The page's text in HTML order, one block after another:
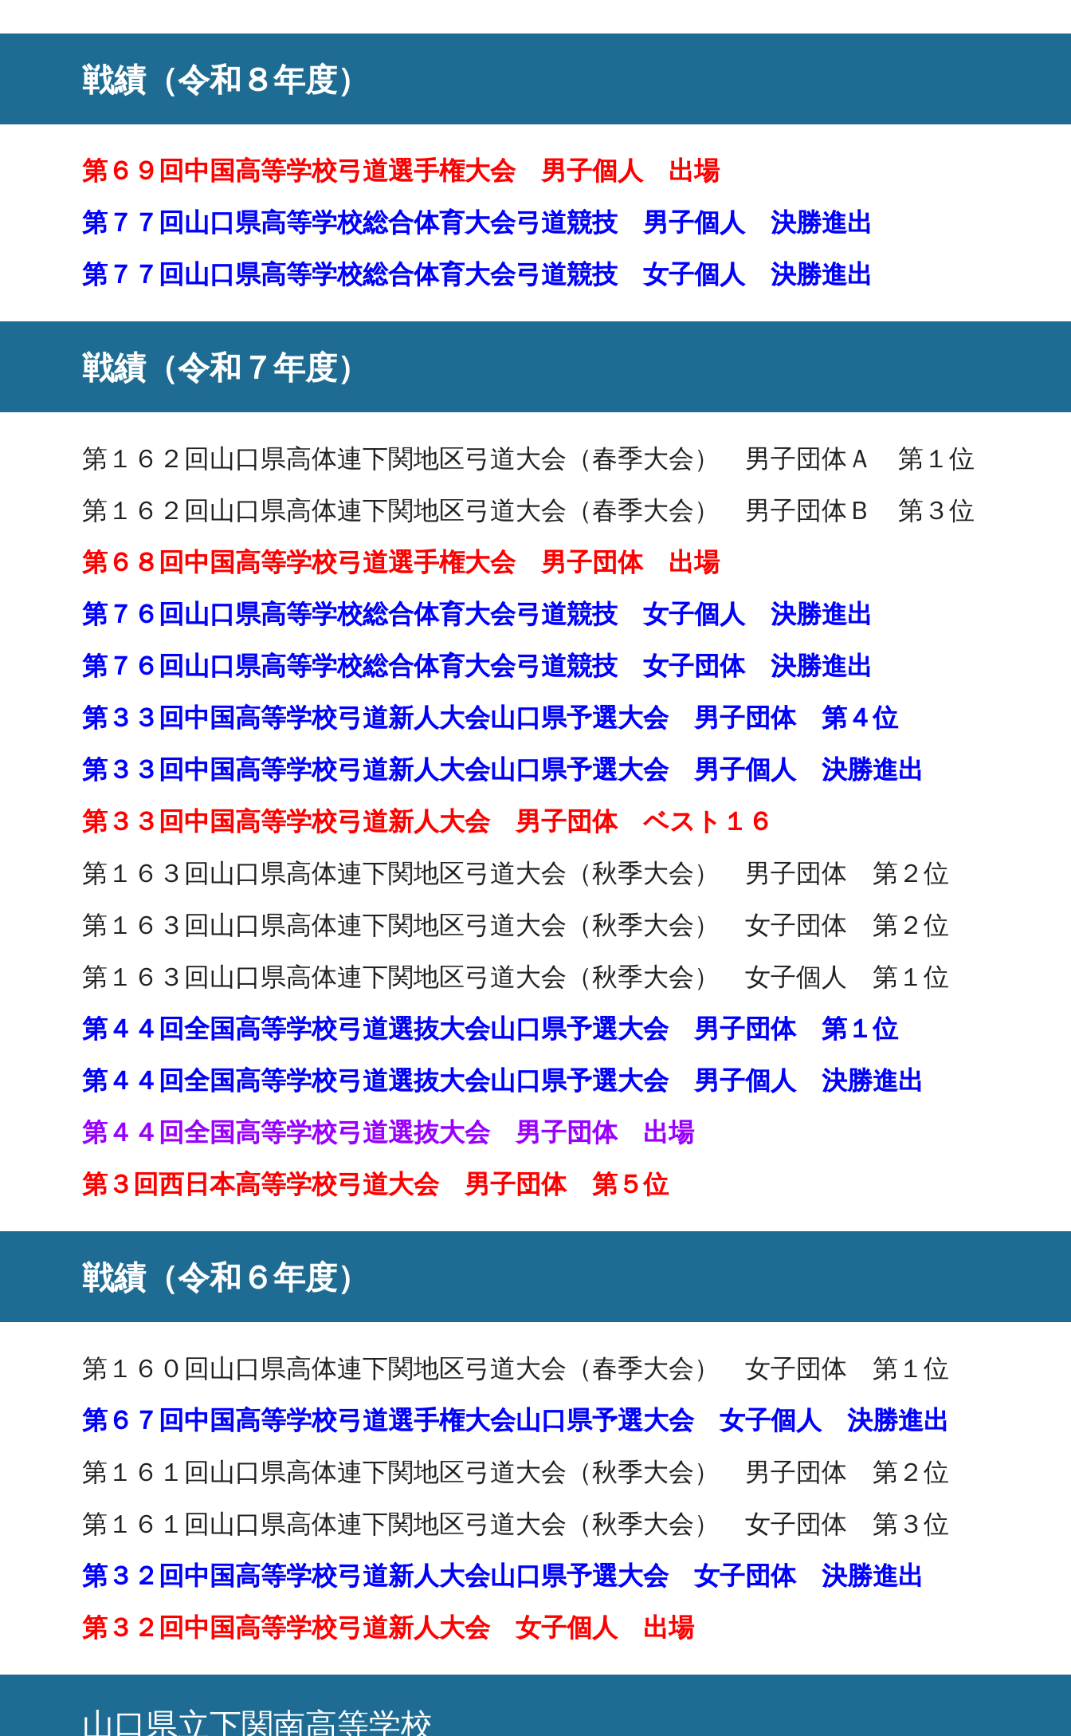
戦績（令和８年度）
第６９回中国高等学校弓道選手権大会 男子個人 出場
第７７回山口県高等学校総合体育大会弓道競技 男子個人 決勝進出
第７７回山口県高等学校総合体育大会弓道競技 女子個人 決勝進出
戦績（令和７年度）
第１６２回山口県高体連下関地区弓道大会（春季大会） 男子団体Ａ 第１位
第１６２回山口県高体連下関地区弓道大会（春季大会） 男子団体Ｂ 第３位
第６８回中国高等学校弓道選手権大会 男子団体 出場
第７６回山口県高等学校総合体育大会弓道競技 女子個人 決勝進出
第７６回山口県高等学校総合体育大会弓道競技 女子団体 決勝進出
第３３回中国高等学校弓道新人大会山口県予選大会 男子団体 第４位
第３３回中国高等学校弓道新人大会山口県予選大会 男子個人 決勝進出
第３３回中国高等学校弓道新人大会 男子団体 ベスト１６
第１６３回山口県高体連下関地区弓道大会（秋季大会） 男子団体 第２位
第１６３回山口県高体連下関地区弓道大会（秋季大会） 女子団体 第２位
第１６３回山口県高体連下関地区弓道大会（秋季大会） 女子個人 第１位
第４４回全国高等学校弓道選抜大会山口県予選大会 男子団体 第１位
第４４回全国高等学校弓道選抜大会山口県予選大会 男子個人 決勝進出
第４４回全国高等学校弓道選抜大会 男子団体 出場
第３回西日本高等学校弓道大会 男子団体 第５位
戦績（令和６年度）
第１６０回山口県高体連下関地区弓道大会（春季大会） 女子団体 第１位
第６７回中国高等学校弓道選手権大会山口県予選大会 女子個人 決勝進出
第１６１回山口県高体連下関地区弓道大会（秋季大会） 男子団体 第 ２ 位
第１６１回山口県高体連下関地区弓道大会（秋季大会） 女子団体 第 ３位
第３２回中国高等学校弓道新人大会山口県予選大会 女子団体
決勝進出
第３２回中国高等学校弓道新人大会 女子個人 出場
山口県立下関南高等学校